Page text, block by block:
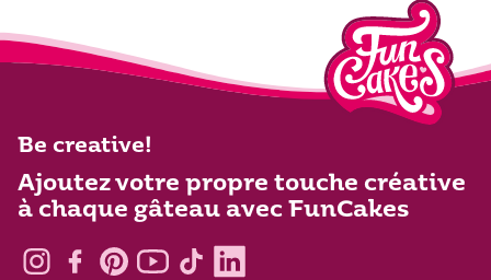
Be creative!
Ajoutez votre propre touche créative
à chaque gâteau avec FunCakes